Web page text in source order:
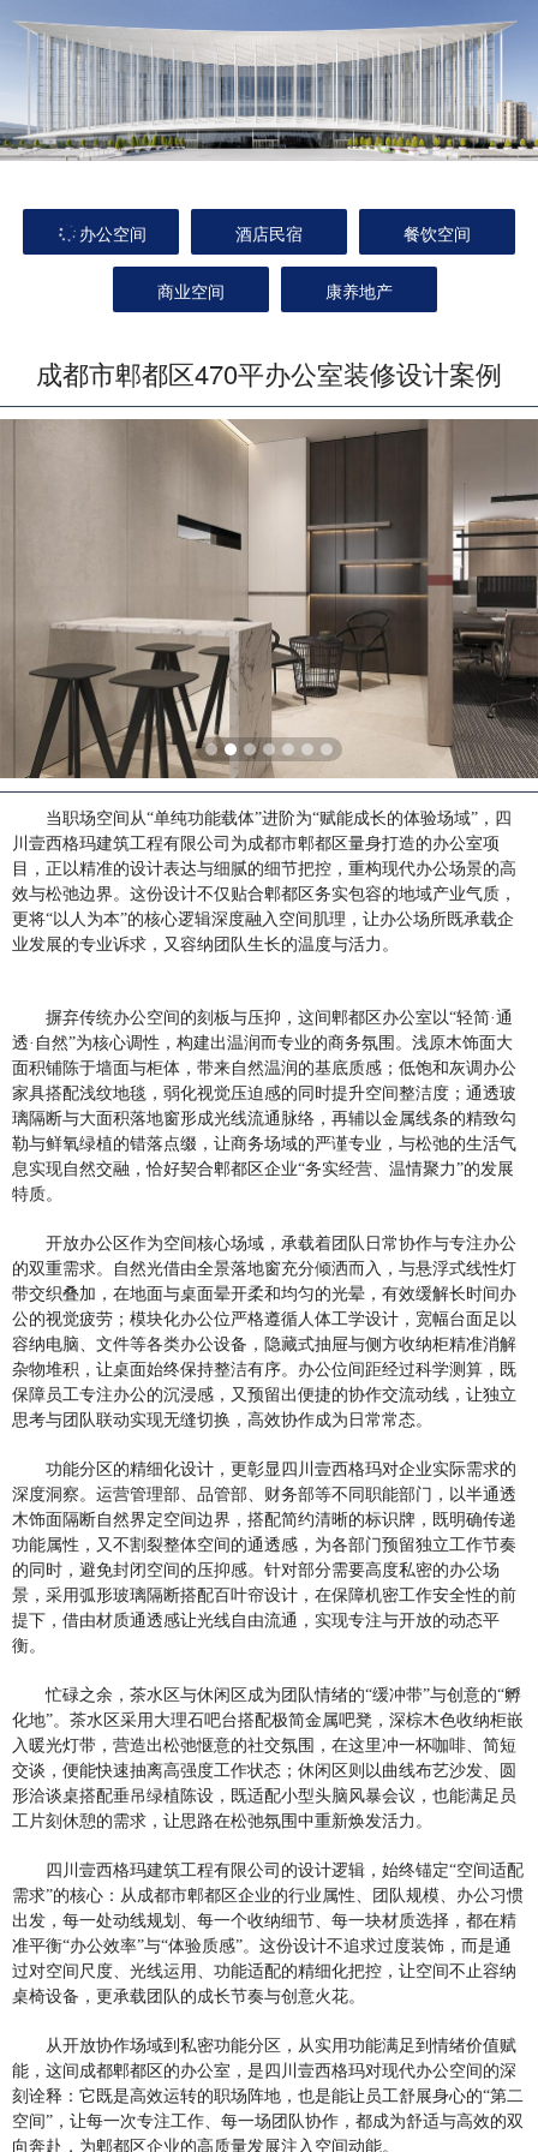
办公空间 酒店民宿 餐饮空间
商业空间 康养地产
成都市郫都区470平办公室装修设计案例
当职场空间从“单纯功能载体”进阶为“赋能成长的体验场域”，四
川壹西格玛建筑工程有限公司为成都市郫都区量身打造的办公室项
目，正以精准的设计表达与细腻的细节把控，重构现代办公场景的高
效与松弛边界。这份设计不仅贴合郫都区务实包容的地域产业气质，
更将“以人为本”的核心逻辑深度融入空间肌理，让办公场所既承载企
业发展的专业诉求，又容纳团队生长的温度与活力。
摒弃传统办公空间的刻板与压抑，这间郫都区办公室以“轻简·通
透·自然”为核心调性，构建出温润而专业的商务氛围。浅原木饰面大
面积铺陈于墙面与柜体，带来自然温润的基底质感；低饱和灰调办公
家具搭配浅纹地毯，弱化视觉压迫感的同时提升空间整洁度；通透玻
璃隔断与大面积落地窗形成光线流通脉络，再辅以金属线条的精致勾
勒与鲜氧绿植的错落点缀，让商务场域的严谨专业，与松弛的生活气
息实现自然交融，恰好契合郫都区企业“务实经营、温情聚力”的发展
特质。
开放办公区作为空间核心场域，承载着团队日常协作与专注办公
的双重需求。自然光借由全景落地窗充分倾洒而入，与悬浮式线性灯
带交织叠加，在地面与桌面晕开柔和均匀的光晕，有效缓解长时间办
公的视觉疲劳；模块化办公位严格遵循人体工学设计，宽幅台面足以
容纳电脑、文件等各类办公设备，隐藏式抽屉与侧方收纳柜精准消解
杂物堆积，让桌面始终保持整洁有序。办公位间距经过科学测算，既
保障员工专注办公的沉浸感，又预留出便捷的协作交流动线，让独立
思考与团队联动实现无缝切换，高效协作成为日常常态。
功能分区的精细化设计，更彰显四川壹西格玛对企业实际需求的
深度洞察。运营管理部、品管部、财务部等不同职能部门，以半通透
木饰面隔断自然界定空间边界，搭配简约清晰的标识牌，既明确传递
功能属性，又不割裂整体空间的通透感，为各部门预留独立工作节奏
的同时，避免封闭空间的压抑感。针对部分需要高度私密的办公场
景，采用弧形玻璃隔断搭配百叶帘设计，在保障机密工作安全性的前
提下，借由材质通透感让光线自由流通，实现专注与开放的动态平
衡。
忙碌之余，茶水区与休闲区成为团队情绪的“缓冲带”与创意的“孵
化地”。茶水区采用大理石吧台搭配极简金属吧凳，深棕木色收纳柜嵌
入暖光灯带，营造出松弛惬意的社交氛围，在这里冲一杯咖啡、简短
交谈，便能快速抽离高强度工作状态；休闲区则以曲线布艺沙发、圆
形洽谈桌搭配垂吊绿植陈设，既适配小型头脑风暴会议，也能满足员
工片刻休憩的需求，让思路在松弛氛围中重新焕发活力。
四川壹西格玛建筑工程有限公司的设计逻辑，始终锚定“空间适配
需求”的核心：从成都市郫都区企业的行业属性、团队规模、办公习惯
出发，每一处动线规划、每一个收纳细节、每一块材质选择，都在精
准平衡“办公效率”与“体验质感”。这份设计不追求过度装饰，而是通
过对空间尺度、光线运用、功能适配的精细化把控，让空间不止容纳
桌椅设备，更承载团队的成长节奏与创意火花。
从开放协作场域到私密功能分区，从实用功能满足到情绪价值赋
能，这间成都郫都区的办公室，是四川壹西格玛对现代办公空间的深
刻诠释：它既是高效运转的职场阵地，也是能让员工舒展身心的“第二
空间”，让每一次专注工作、每一场团队协作，都成为舒适与高效的双
向奔赴，为郫都区企业的高质量发展注入空间动能。